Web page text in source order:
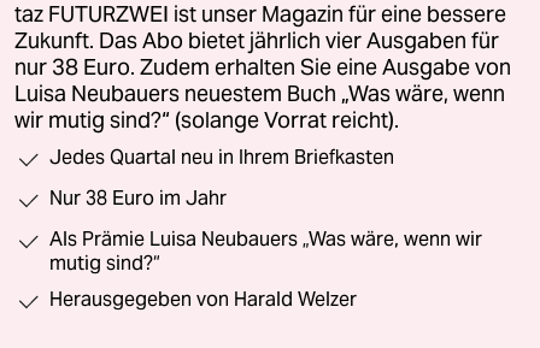
taz FUTURZWEI ist unser Magazin für eine bessere
Zukunft. Das Abo bietet jährlich vier Ausgaben für
nur 38 Euro. Zudem erhalten Sie eine Ausgabe von
Luisa Neubauers neuestem Buch „Was wäre, wenn
wir mutig sind?“ (solange Vorrat reicht).
Jedes Quartal neu in Ihrem Briefkasten
Nur 38 Euro im Jahr
Als Prämie Luisa Neubauers „Was wäre, wenn wir
mutig sind?“
Herausgegeben von Harald Welzer